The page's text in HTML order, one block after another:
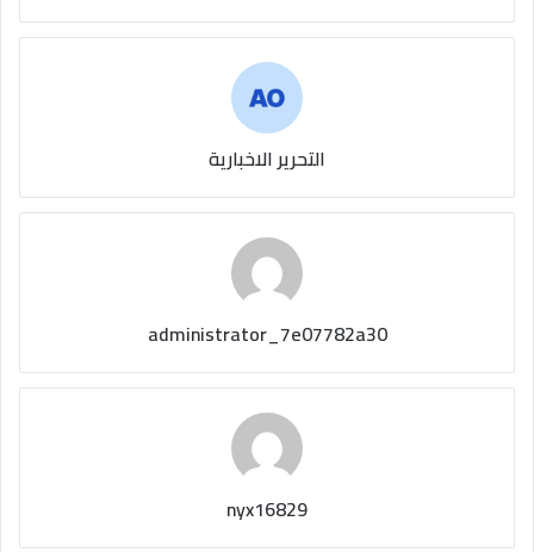
التحرير الاخبارية
administrator_7e07782a30
nyx16829